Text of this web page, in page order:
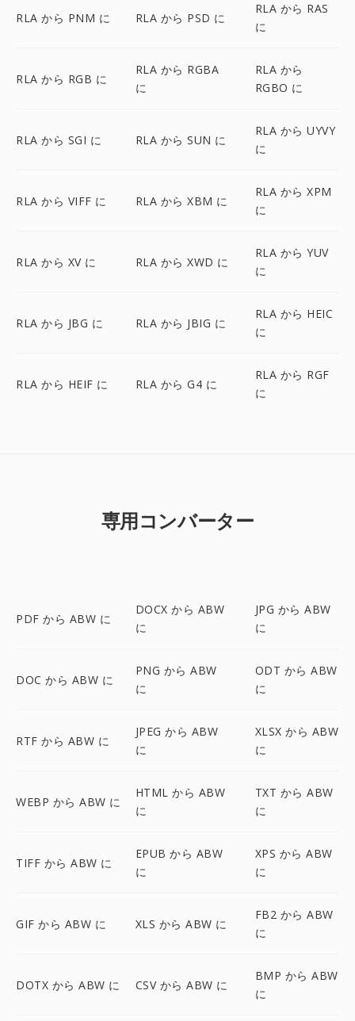
RLA から PNM に RLA から PSD に
RLA から RAS
に
RLA から RGB に
RLA から RGBA
に
RLA から
RGBO に
RLA から SGI に RLA から SUN に
RLA から UYVY
に
RLA から VIFF に RLA から XBM に
RLA から XPM
に
RLA から XV に RLA から XWD に
RLA から YUV
に
RLA から JBG に RLA から JBIG に
RLA から HEIC
に
RLA から HEIF に RLA から G4 に
RLA から RGF
に
専用コンバーター
PDF から ABW に
DOCX から ABW
に
JPG から ABW
に
DOC から ABW に
PNG から ABW
に
ODT から ABW
に
RTF から ABW に
JPEG から ABW
に
XLSX から ABW
に
WEBP から ABW に
HTML から ABW
に
TXT から ABW
に
TIFF から ABW に
EPUB から ABW
に
XPS から ABW
に
GIF から ABW に XLS から ABW に
FB2 から ABW
に
DOTX から ABW に CSV から ABW に
BMP から ABW
に